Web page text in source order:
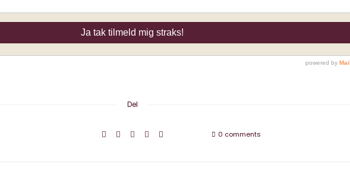
Del
0 comments